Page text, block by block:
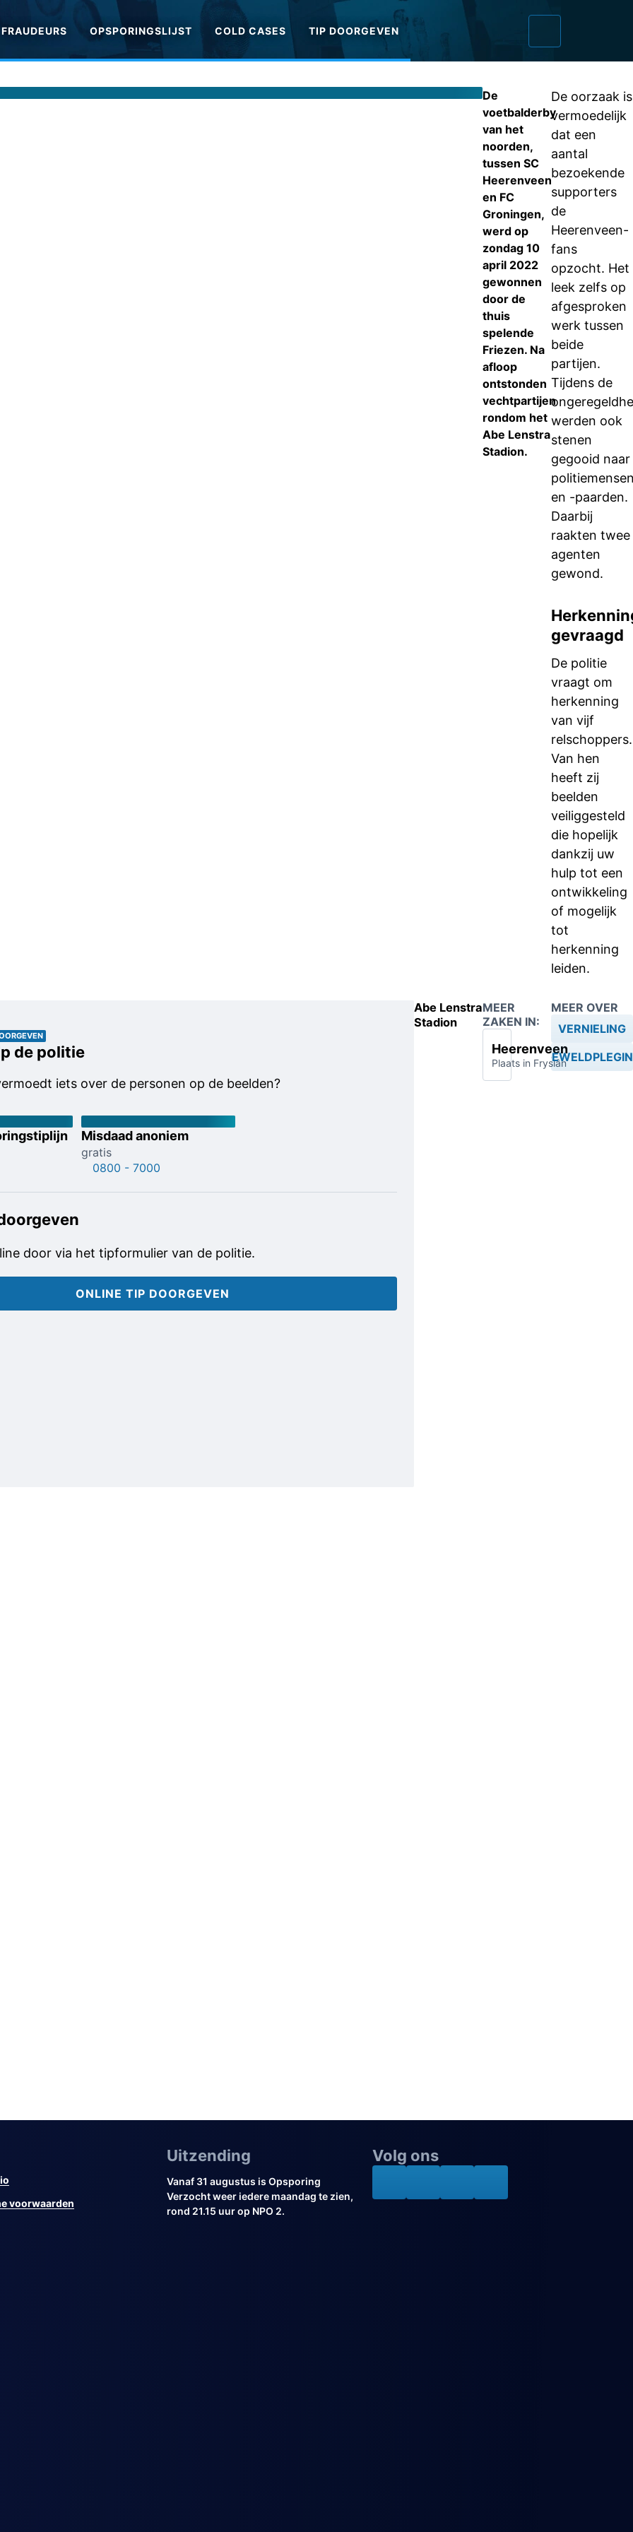
FRAUDEURS OPSPORINGSLIJST COLD CASES TIP DOORGEVEN
De
voetbalderby
van het
noorden,
tussen SC
Heerenveen
en FC
Groningen,
werd op
zondag 10
april 2022
gewonnen
door de
thuis
spelende
Friezen. Na
afloop
ontstonden
vechtpartijen
rondom het
Abe Lenstra
Stadion.
De oorzaak is
vermoedelijk
dat een
aantal
bezoekende
supporters
de
Heerenveen-
fans
opzocht. Het
leek zelfs op
afgesproken
werk tussen
beide
partijen.
Tijdens de
werden ook
stenen
gegooid naar
en -paarden.
Daarbij
raakten twee
agenten
gewond.
gevraagd
De politie
vraagt om
herkenning
van vijf
relschoppers.
Van hen
heeft zij
beelden
veiliggesteld
die hopelijk
dankzij uw
hulp tot een
ontwikkeling
of mogelijk
tot
herkenning
leiden.
de politie
iets over de personen op de beelden?
Misdaad anoniem
gratis
0800 - 7000
door via het tipformulier van de politie.
ONLINE TIP DOORGEVEN
Abe Lenstra
Stadion
MEER
ZAKEN IN:
Heerenveen
Plaats in Fryslân
MEER OVER
VERNIELING
voorwaarden
Uitzending
Vanaf 31 augustus is Opsporing
Verzocht weer iedere maandag te zien,
rond 21.15 uur op NPO 2.
Volg ons